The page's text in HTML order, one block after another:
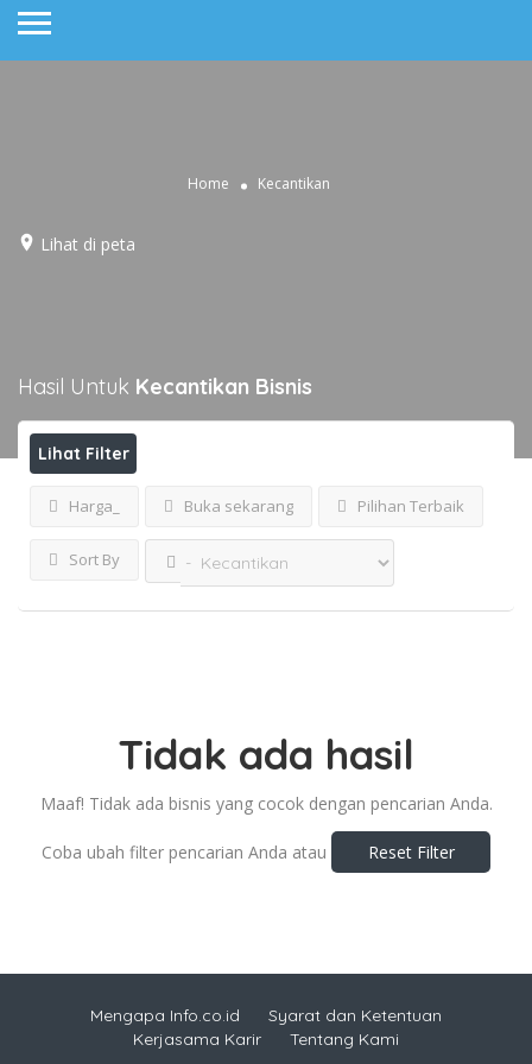
Home Kecantikan
Lihat di peta
Hasil Untuk Kecantikan Bisnis
Lihat Filter
Harga_ Buka sekarang Pilihan Terbaik
Sort By
Tidak ada hasil
Maaf! Tidak ada bisnis yang cocok dengan pencarian Anda.
Coba ubah filter pencarian Anda atau Reset Filter
Mengapa Info.co.id
Syarat dan Ketentuan
Kerjasama Karir
Tentang Kami